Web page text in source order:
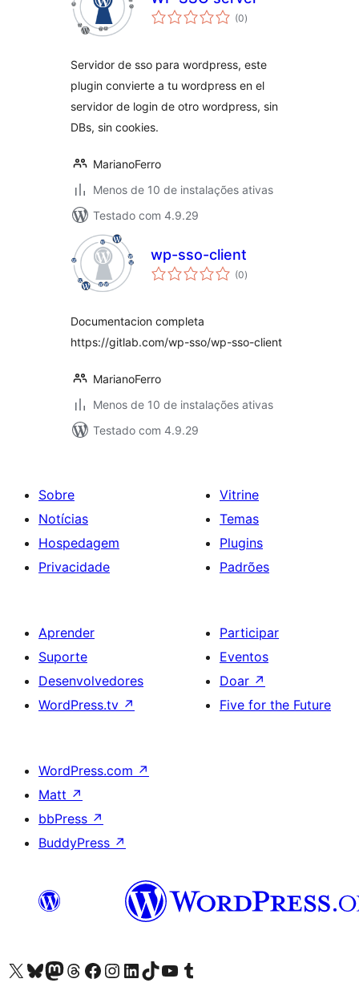
(0total
de
)
Servidor de sso para wordpress, este
plugin convierte a tu wordpress en el
servidor de login de otro wordpress, sin
DBs, sin cookies.
MarianoFerro
Menos de 10 de instalações ativas
Testado com 4.9.29
wp-sso-client
(0total
de
)
Documentacion completa
https://gitlab.com/wp-sso/wp-sso-client
MarianoFerro
Menos de 10 de instalações ativas
Testado com 4.9.29
Sobre
Notícias
Hospedagem
Privacidade
Vitrine
Temas
Plugins
Padrões
Aprender
Suporte
Desenvolvedores
WordPress.tv ↗
Participar
Eventos
Doar ↗
Five for the Future
WordPress.com ↗
Matt ↗
bbPress ↗
BuddyPress ↗
Acessar nossa conta do X (antigo Twitter)
Acessar nossa conta do Bluesky
Acessar nossa conta do Mastodon
Acessar nossa conta do Threads
Acessar nossa página do Facebook
Acessar nossa conta do Instagram
Acessar nossa conta do LinkedIn
Acessar nossa conta do TikTok
Acessar nosso canal do YouTube
Acessar nossa conta no Tumblr